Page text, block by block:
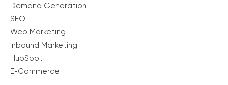
Demand Generation
SEO
Web Marketing
Inbound Marketing
HubSpot
E-Commerce